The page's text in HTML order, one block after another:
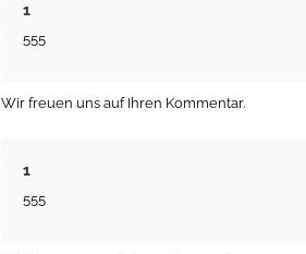
1
555
Wir freuen uns auf Ihren Kommentar.
1
555